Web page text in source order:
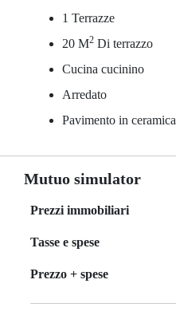
1 Terrazze
20 M2 Di terrazzo
Cucina cucinino
Arredato
Pavimento in ceramica
Mutuo simulator
Prezzi immobiliari
Tasse e spese
Prezzo + spese